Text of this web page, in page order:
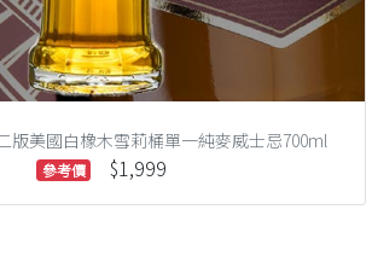
版美國白橡木雪莉桶單一純麥威士忌700ml
參考價 $1,999